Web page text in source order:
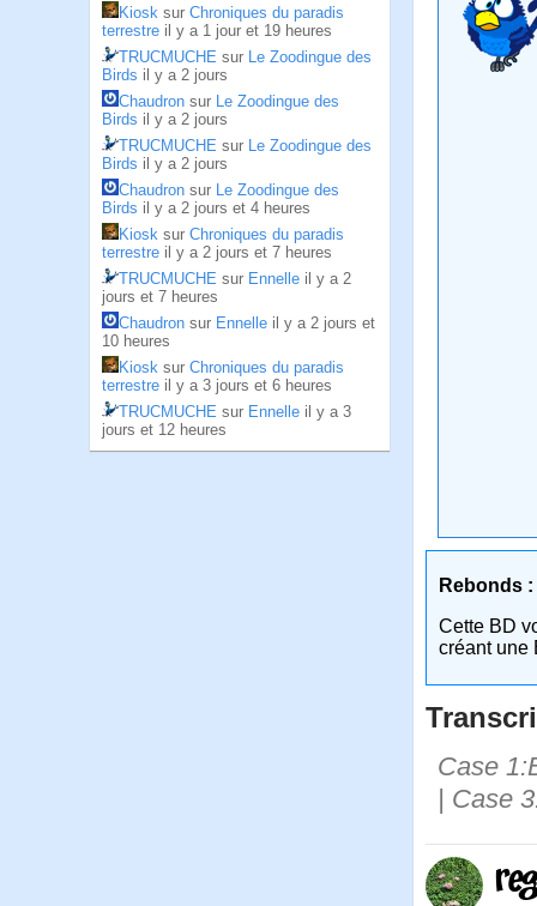
Kiosk sur Chroniques du paradis
terrestre il y a 1 jour et 19 heures
TRUCMUCHE sur Le Zoodingue des
Birds il y a 2 jours
Chaudron sur Le Zoodingue des
Birds il y a 2 jours
TRUCMUCHE sur Le Zoodingue des
Birds il y a 2 jours
Chaudron sur Le Zoodingue des
Birds il y a 2 jours et 4 heures
Kiosk sur Chroniques du paradis
terrestre il y a 2 jours et 7 heures
TRUCMUCHE sur Ennelle il y a 2
jours et 7 heures
Chaudron sur Ennelle il y a 2 jours et
10 heures
Kiosk sur Chroniques du paradis
terrestre il y a 3 jours et 6 heures
TRUCMUCHE sur Ennelle il y a 3
jours et 12 heures
Rebonds :
Cette BD
créant une
Case
| Case